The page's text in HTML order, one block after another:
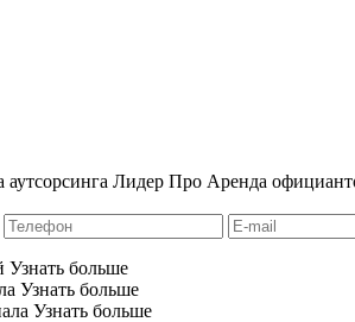
аутсорсинга Лидер Про Аренда
Узнать больше
Узнать больше
Узнать больше